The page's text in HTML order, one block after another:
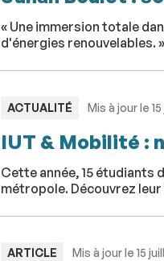
« Une immersion totale
d'énergies renouvelables. »
TYPE
ACTUALITÉ Mis à jour le
IUT & Mobilité :
Cette année, 15 étudiants
métropole. Découvrez
TYPE
ARTICLE Mis à jour le 15